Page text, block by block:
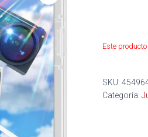
Este
SKU:
Categoría: